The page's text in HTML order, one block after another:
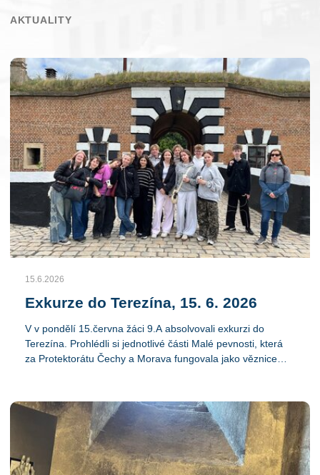
AKTUALITY
15.6.2026
Exkurze do Terezína, 15. 6. 2026
V v pondělí 15.června žáci 9.A absolvovali exkurzi do
Terezína. Prohlédli si jednotlivé části Malé pevnosti, která
za Protektorátu Čechy a Morava fungovala jako věznice
krematorium a Magdeburská kasárna.